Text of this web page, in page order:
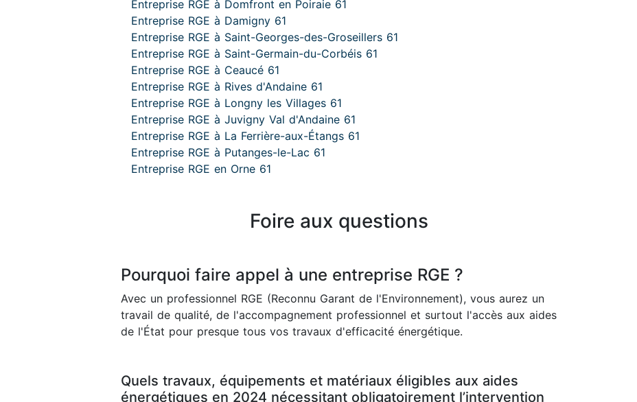
Entreprise RGE à Domfront en Poiraie 61
Entreprise RGE à Damigny 61
Entreprise RGE à Saint-Georges-des-Groseillers 61
Entreprise RGE à Saint-Germain-du-Corbéis 61
Entreprise RGE à Ceaucé 61
Entreprise RGE à Rives d'Andaine 61
Entreprise RGE à Longny les Villages 61
Entreprise RGE à Juvigny Val d'Andaine 61
Entreprise RGE à La Ferrière-aux-Étangs 61
Entreprise RGE à Putanges-le-Lac 61
Entreprise RGE en Orne 61
Foire aux questions
Pourquoi faire appel à une entreprise RGE ?
Avec un professionnel RGE (Reconnu Garant de l'Environnement), vous aurez un
travail de qualité, de l'accompagnement professionnel et surtout l'accès aux aides
de l'État pour presque tous vos travaux d'efficacité énergétique.
Quels travaux, équipements et matériaux éligibles aux aides
énergétiques en 2024 nécessitant obligatoirement l’intervention